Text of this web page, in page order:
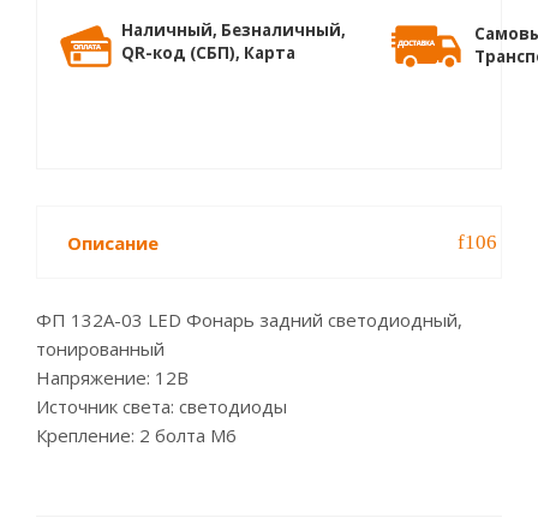
Наличный, Безналичный,
QR-код (СБП), Карта
Описание
ФП 132А-03 LED Фонарь задний светодиодный,
тонированный
Напряжение: 12В
Источник света: светодиоды
Крепление: 2 болта М6